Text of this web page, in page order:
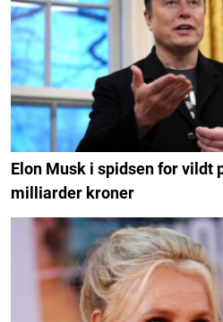
Elon Musk i spidsen for vildt
milliarder kroner